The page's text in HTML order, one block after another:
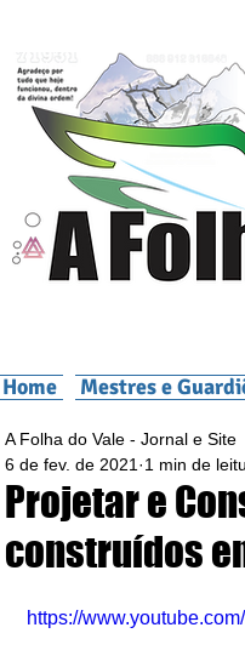
Home Mestres e
Projetar e
construídos
A Folha do Vale - Jornal e Site
6 de fev. de 2021 1 min de
https://